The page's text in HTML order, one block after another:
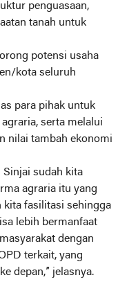
penguasaan,
tanah untuk
potensi usaha
kota seluruh
para pihak untuk
serta melalui
nilai tambah ekonomi
Sinjai sudah kita
agraria itu yang
kita fasilitasi sehingga
lebih bermanfaat
dengan
terkait, yang
depan,” jelasnya.